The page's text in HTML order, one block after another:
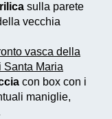
sulla parete
vecchia
vasca della
Santa Maria
con box con i
maniglie,